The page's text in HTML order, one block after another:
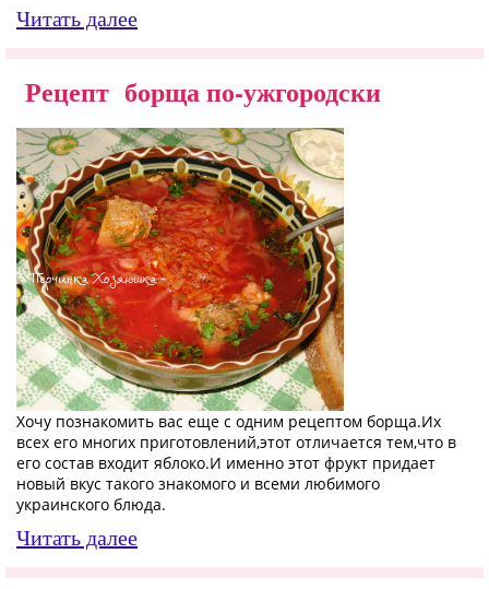
Читать далее
Рецепт борща по-ужгородски
Хочу познакомить вас еще с одним рецептом борща.Их
всех его многих приготовлений,этот отличается тем,что в
его состав входит яблоко.И именно этот фрукт придает
новый вкус такого знакомого и всеми любимого
украинского блюда.
Читать далее